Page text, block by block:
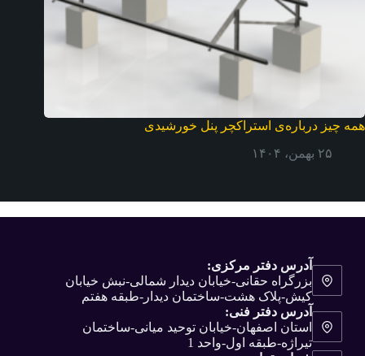
همه چیز درباره‌ی استراکچر پنل خورشیدی
۲۵ بهمن، ۱۴۰۴
آدرس دفتر مرکزی:
بزرگراه حقانی-خیابان دیدار شمالی-نبش خیابان
کیش-پلاک هشت-ساختمان دیدار-طبقه هفتم
آدرس دفتر فنی:
استان اصفهان-خیابان توحید میانی-ساختمان
تیراژه-طبقه اول-واحد 1